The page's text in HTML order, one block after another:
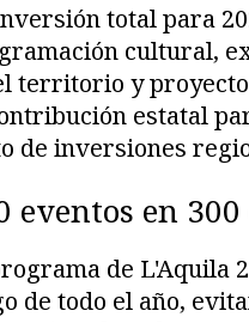
total para
cultural,
territorio y
estatal
de inversiones
eventos en
de L'Aquila
de todo el año,